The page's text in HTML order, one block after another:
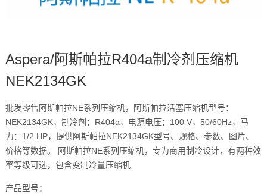
Aspera/阿斯帕拉R404a制冷剂压缩机
NEK2134GK
批发零售阿斯帕拉NE系列压缩机，阿斯帕拉活塞压缩机型号：
NEK2134GK，制冷剂：R404a，电源电压：100 V，50/60Hz，马
力：1/2 HP，提供阿斯帕拉NEK2134GK型号、规格、参数、图片、
价格等数据。 阿斯帕拉NE系列压缩机，专为商用制冷设计，有两种效
率等级可选，包含变制冷量压缩机
产品型号：